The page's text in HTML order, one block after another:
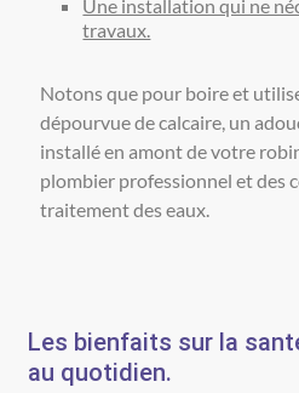
Une installation qui ne
travaux.
Notons que pour boire et
dépourvue de calcaire, un
installé en amont de votre
plombier professionnel et des
traitement des eaux.
Les bienfaits sur la
au quotidien.